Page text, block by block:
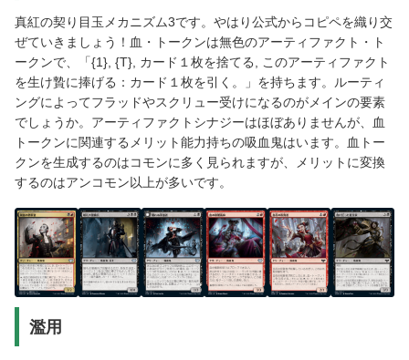
真紅の契り目玉メカニズム3です。やはり公式からコピペを織り交
ぜていきましょう！血・トークンは無色のアーティファクト・ト
ークンで、「{1}, {T}, カード１枚を捨てる, このアーティファクト
を生け贄に捧げる：カード１枚を引く。」を持ちます。ルーティ
ングによってフラッドやスクリュー受けになるのがメインの要素
でしょうか。アーティファクトシナジーはほぼありませんが、血
トークンに関連するメリット能力持ちの吸血鬼はいます。血トー
クンを生成するのはコモンに多く見られますが、メリットに変換
するのはアンコモン以上が多いです。
濫用